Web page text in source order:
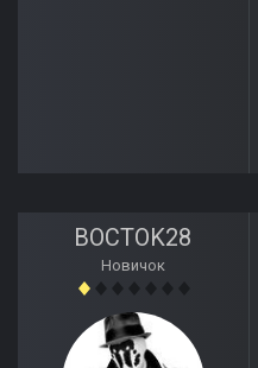
BOCTOK28
Новичок